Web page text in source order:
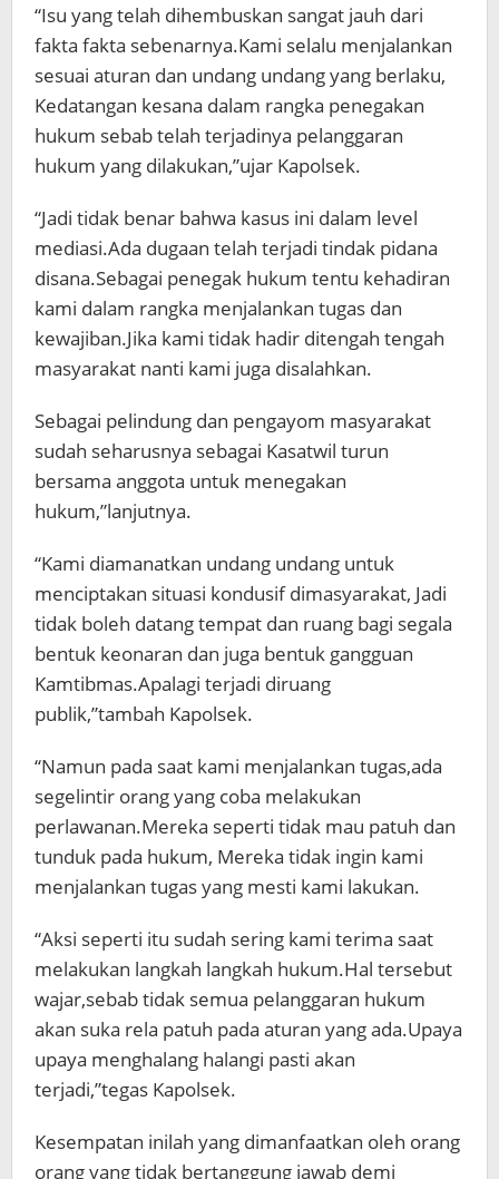
“Isu yang telah dihembuskan sangat jauh dari
fakta fakta sebenarnya.Kami selalu menjalankan
sesuai aturan dan undang undang yang berlaku,
Kedatangan kesana dalam rangka penegakan
hukum sebab telah terjadinya pelanggaran
hukum yang dilakukan,”ujar Kapolsek.
“Jadi tidak benar bahwa kasus ini dalam level
mediasi.Ada dugaan telah terjadi tindak pidana
disana.Sebagai penegak hukum tentu kehadiran
kami dalam rangka menjalankan tugas dan
kewajiban.Jika kami tidak hadir ditengah tengah
masyarakat nanti kami juga disalahkan.
Sebagai pelindung dan pengayom masyarakat
sudah seharusnya sebagai Kasatwil turun
bersama anggota untuk menegakan
hukum,”lanjutnya.
“Kami diamanatkan undang undang untuk
menciptakan situasi kondusif dimasyarakat, Jadi
tidak boleh datang tempat dan ruang bagi segala
bentuk keonaran dan juga bentuk gangguan
Kamtibmas.Apalagi terjadi diruang
publik,”tambah Kapolsek.
“Namun pada saat kami menjalankan tugas,ada
segelintir orang yang coba melakukan
perlawanan.Mereka seperti tidak mau patuh dan
tunduk pada hukum, Mereka tidak ingin kami
menjalankan tugas yang mesti kami lakukan.
“Aksi seperti itu sudah sering kami terima saat
melakukan langkah langkah hukum.Hal tersebut
wajar,sebab tidak semua pelanggaran hukum
akan suka rela patuh pada aturan yang ada.Upaya
upaya menghalang halangi pasti akan
terjadi,”tegas Kapolsek.
Kesempatan inilah yang dimanfaatkan oleh orang
orang yang tidak bertanggung jawab demi